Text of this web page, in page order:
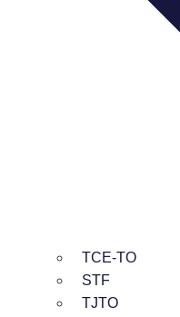
TCE-TO
STF
TJTO